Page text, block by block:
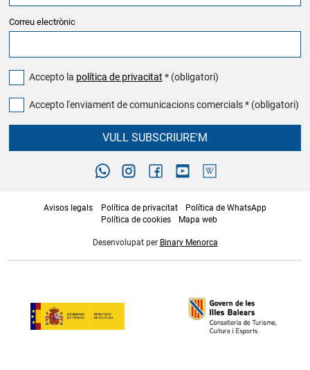
Correu electrònic
Accepto la política de privacitat * (obligatori)
Accepto l'enviament de comunicacions comercials * (obligatori)
VULL SUBSCRIURE'M
Avisos legals Política de privacitat
Política de WhatsApp
Política de cookies
Mapa web
Desenvolupat per Binary Menorca